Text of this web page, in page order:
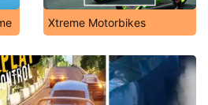
Xtreme Motorbikes